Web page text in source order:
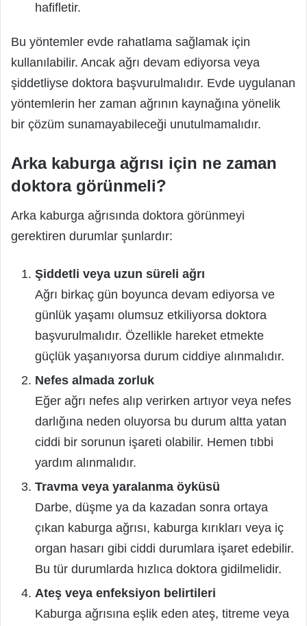
hafifletir.
Bu yöntemler evde rahatlama sağlamak için
kullanılabilir. Ancak ağrı devam ediyorsa veya
şiddetliyse doktora başvurulmalıdır. Evde uygulanan
yöntemlerin her zaman ağrının kaynağına yönelik
bir çözüm sunamayabileceği unutulmamalıdır.
Arka kaburga ağrısı için ne zaman
doktora görünmeli?
Arka kaburga ağrısında doktora görünmeyi
gerektiren durumlar şunlardır:
Şiddetli veya uzun süreli ağrı
Ağrı birkaç gün boyunca devam ediyorsa ve
günlük yaşamı olumsuz etkiliyorsa doktora
başvurulmalıdır. Özellikle hareket etmekte
güçlük yaşanıyorsa durum ciddiye alınmalıdır.
Nefes almada zorluk
Eğer ağrı nefes alıp verirken artıyor veya nefes
darlığına neden oluyorsa bu durum altta yatan
ciddi bir sorunun işareti olabilir. Hemen tıbbi
yardım alınmalıdır.
Travma veya yaralanma öyküsü
Darbe, düşme ya da kazadan sonra ortaya
çıkan kaburga ağrısı, kaburga kırıkları veya iç
organ hasarı gibi ciddi durumlara işaret edebilir.
Bu tür durumlarda hızlıca doktora gidilmelidir.
Ateş veya enfeksiyon belirtileri
Kaburga ağrısına eşlik eden ateş, titreme veya